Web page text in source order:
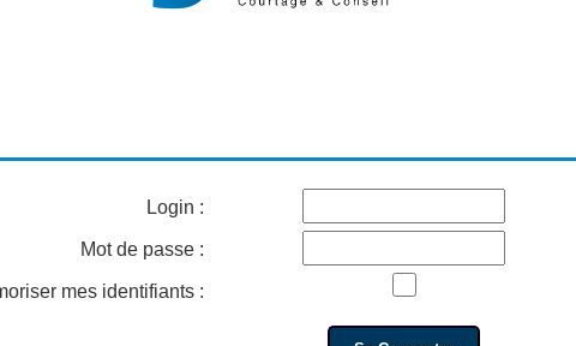
Login :
Mot de passe :
mes identifiants :